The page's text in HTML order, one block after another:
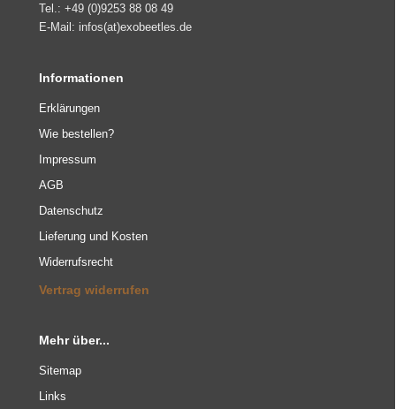
Tel.: +49 (0)9253 88 08 49
E-Mail: infos(at)exobeetles.de
Informationen
Erklärungen
Wie bestellen?
Impressum
AGB
Datenschutz
Lieferung und Kosten
Widerrufsrecht
Vertrag widerrufen
Mehr über...
Sitemap
Links